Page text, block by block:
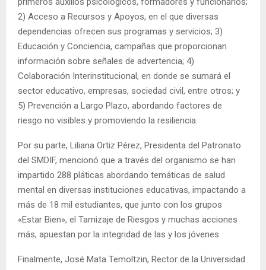
2) Acceso a Recursos y Apoyos, en el que diversas
dependencias ofrecen sus programas y servicios; 3)
Educación y Conciencia, campañas que proporcionan
información sobre señales de advertencia; 4)
Colaboración Interinstitucional, en donde se sumará el
sector educativo, empresas, sociedad civil, entre otros; y
5) Prevención a Largo Plazo, abordando factores de
riesgo no visibles y promoviendo la resiliencia.
Por su parte, Liliana Ortiz Pérez, Presidenta del Patronato
del SMDIF, mencionó que a través del organismo se han
impartido 288 pláticas abordando temáticas de salud
mental en diversas instituciones educativas, impactando a
más de 18 mil estudiantes, que junto con los grupos
«Estar Bien», el Tamizaje de Riesgos y muchas acciones
más, apuestan por la integridad de las y los jóvenes.
Finalmente, José Mata Temoltzin, Rector de la Universidad